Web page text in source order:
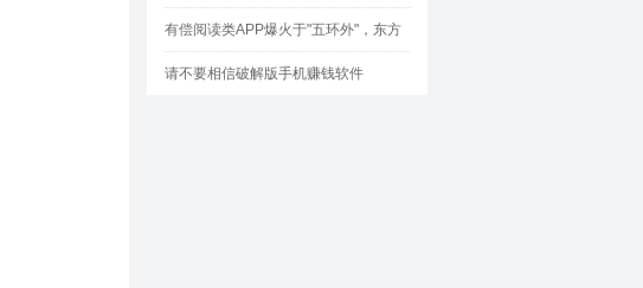
有偿阅读类APP爆火于"五环外"，东方
请不要相信破解版手机赚钱软件